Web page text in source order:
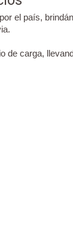
el país,
de carga,